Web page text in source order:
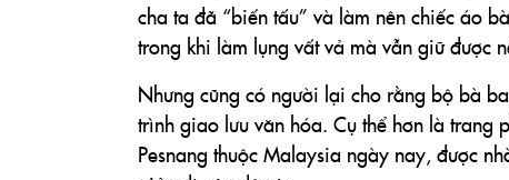
cha ta đã “biến tấu” và làm nên chiếc áo
trong khi làm lụng vất vả mà vẫn giữ được
Nhưng cũng có người lại cho rằng bộ bà
trình giao lưu văn hóa. Cụ thể hơn là trang
Pesnang thuộc Malaysia ngày nay, được